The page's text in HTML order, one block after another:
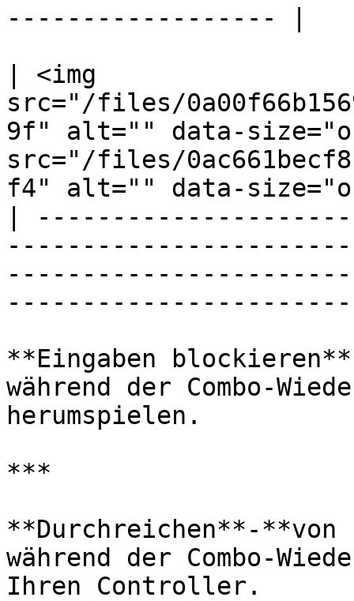
------------------ |
| <img
src="/files/
9f" alt="" data-
src="/files/
f4" alt="" data-
|
**Eingaben
während der Combo-
herumspielen.
***
**Durchreichen**-
während der Combo-
Ihren Controller.